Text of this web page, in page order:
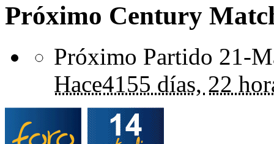
Próximo Century
Próximo Partido 21-
Hace4155 días, 22